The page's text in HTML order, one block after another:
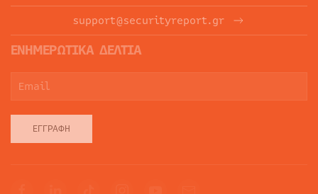
support@securityreport.gr
ΕΝΗΜΕΡΩΤΙΚΑ ΔΕΛΤΙΑ
ΕΓΓΡΑΦΉ